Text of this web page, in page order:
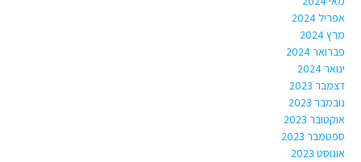
אפריל 2024
מרץ 2024
פברואר 2024
ינואר 2024
דצמבר 2023
נובמבר 2023
אוקטובר 2023
ספטמבר 2023
אוגוסט 2023